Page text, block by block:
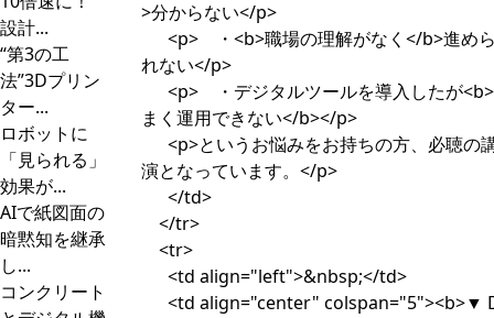
設計...
“第3の工
法”3Dプリン
ター...
ロボットに
「見られる」
効果が...
AIで紙図面の
暗黙知を継承
し...
コンクリート
>分からない</p>
<p> ・<b>職場の理解がなく</b>進め
れない</p>
<p> ・デジタルツールを導入したが
まく運用できない</b></p>
<p>というお悩みをお持ちの方、必聴の
演となっています。</p>
</td>
</tr>
<tr>
<td align="left">&nbsp;</td>
<td align="center" colspan="5"><b>▼